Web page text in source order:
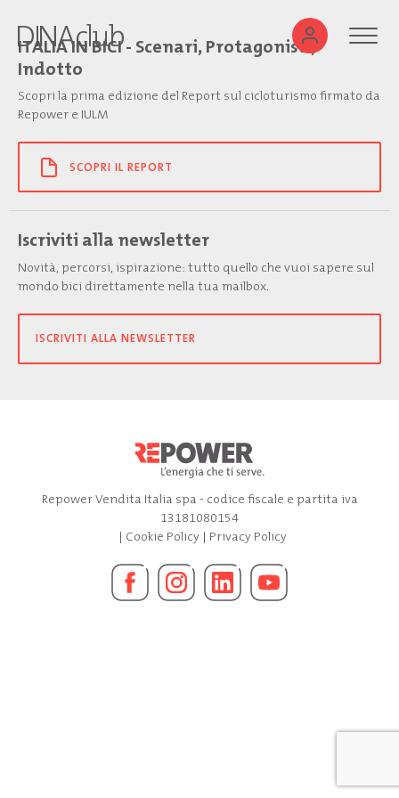
ITALIA IN BICI - Scenari, Protagonisti,
Indotto
Scopri la prima edizione del Report sul cicloturismo firmato da
Repower e IULM
SCOPRI IL REPORT
Iscriviti alla newsletter
Novità, percorsi, ispirazione: tutto quello che vuoi sapere sul
mondo bici direttamente nella tua mailbox.
ISCRIVITI ALLA NEWSLETTER
Repower Vendita Italia spa - codice fiscale e partita iva
13181080154
| Cookie Policy| Privacy Policy